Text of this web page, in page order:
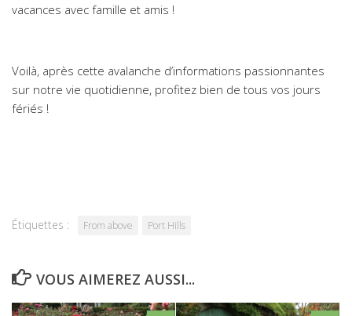
vacances avec famille et amis !
Voilà, après cette avalanche d’informations passionnantes
sur notre vie quotidienne, profitez bien de tous vos jours
fériés !
Étiquettes : From above Port Hills
VOUS AIMEREZ AUSSI...